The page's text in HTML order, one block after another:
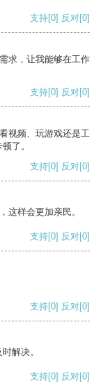
支持[0] 反对[0]
求，让我能够在工作
支持[0] 反对[0]
视频、玩游戏还是工
了。
支持[0] 反对[0]
这样会更加亲民。
支持[0] 反对[0]
支持[0] 反对[0]
解决。
支持[0] 反对[0]